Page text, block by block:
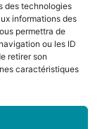
des technologies
informations des
permettra de
ou les ID
retirer son
caractéristiques